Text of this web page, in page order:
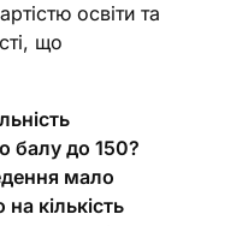
освіти та
що
балу до 150?
мало
кількість